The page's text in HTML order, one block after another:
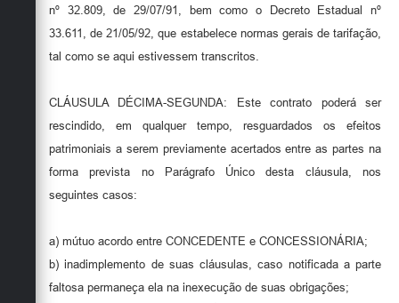
nº 32.809, de 29/07/91, bem como o Decreto Estadual nº
33.611, de 21/05/92, que estabelece normas gerais de tarifação,
tal como se aqui estivessem transcritos.
CLÁUSULA DÉCIMA-SEGUNDA: Este contrato poderá ser
rescindido, em qualquer tempo, resguardados os efeitos
patrimoniais a serem previamente acertados entre as partes na
forma prevista no Parágrafo Único desta cláusula, nos
seguintes casos:
a) mútuo acordo entre CONCEDENTE e CONCESSIONÁRIA;
b) inadimplemento de suas cláusulas, caso notificada a parte
faltosa permaneça ela na inexecução de suas obrigações;